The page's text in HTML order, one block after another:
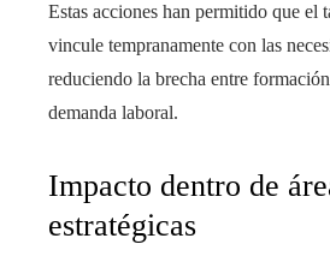
Estas acciones han permitido que el
vincule tempranamente con las
reduciendo la brecha entre
demanda laboral.
Impacto dentro de
estratégicas